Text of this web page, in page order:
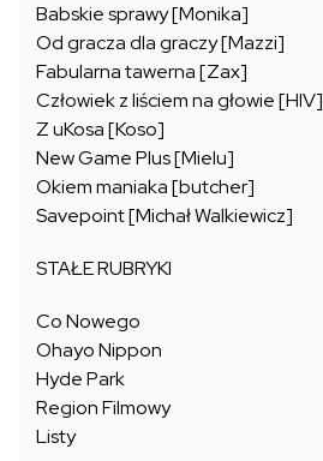
Babskie sprawy [Monika]
Od gracza dla graczy [Mazzi]
Fabularna tawerna [Zax]
Człowiek z liściem na głowie [HIV]
Z uKosa [Koso]
New Game Plus [Mielu]
Okiem maniaka [butcher]
Savepoint [Michał Walkiewicz]
STAŁE RUBRYKI
Co Nowego
Ohayo Nippon
Hyde Park
Region Filmowy
Listy